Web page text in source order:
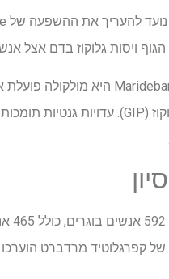
ויסות גלוקוז בדם אצל
של קפרגלוטיד מרדברט